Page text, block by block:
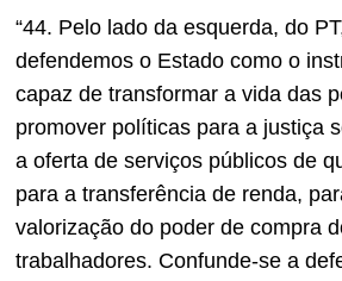
“44. Pelo lado da esquerda, do
defendemos o Estado como o
capaz de transformar a vida das
promover políticas para a justiça
a oferta de serviços públicos de
para a transferência de renda,
valorização do poder de compra
trabalhadores. Confunde-se a